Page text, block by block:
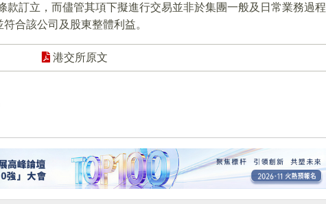
款訂立，而儘管其項下擬進行交易並非於集團一般及日常業務過程
合該公司及股東整體利益。
港交所原文